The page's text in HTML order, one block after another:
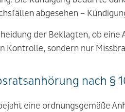
abgesehen –
der Beklagten, ob
Kontrolle, sondern nur
nach §
eine ordnungsgemäße